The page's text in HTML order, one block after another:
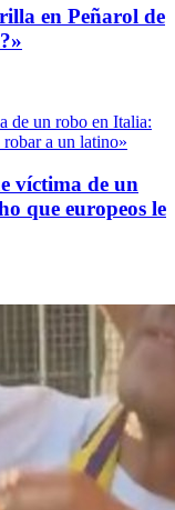
en Peñarol de
víctima de un
que europeos le